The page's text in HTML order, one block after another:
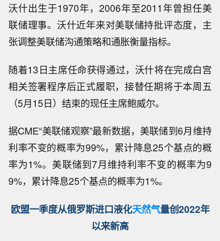
沃什出生于1970年，2006年至2011年曾担任美
联储理事。沃什近年来对美联储持批评态度，主
张调整美联储沟通策略和通胀衡量指标。
随着13日主席任命获得通过，沃什将在完成白宫
相关签署程序后正式履职，接替任期将于本周五
（5月15日）结束的现任主席鲍威尔。
据CME“美联储观察”最新数据，美联储到6月维持
利率不变的概率为99%，累计降息25个基点的概
率为1%。美联储到7月维持利率不变的概率为9
9%，累计降息25个基点的概率为1%。
欧盟一季度从俄罗斯进口液化天然气量创2022年
以来新高